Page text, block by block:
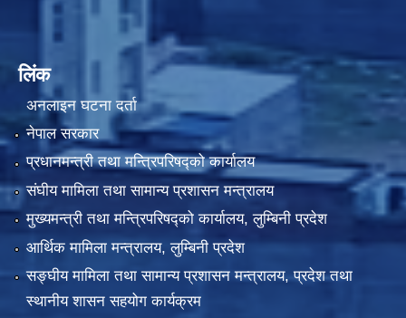
लिंक
अनलाइन घटना दर्ता
नेपाल सरकार
प्रधानमन्त्री तथा मन्त्रिपरिषद्को कार्यालय
संघीय मामिला तथा सामान्य प्रशासन मन्त्रालय
मुख्यमन्त्री तथा मन्त्रिपरिषद्को कार्यालय, लुम्बिनी प्रदेश
आर्थिक मामिला मन्त्रालय, लुम्बिनी प्रदेश
सङ्घीय मामिला तथा सामान्य प्रशासन मन्त्रालय, प्रदेश तथा
स्थानीय शासन सहयोग कार्यक्रम